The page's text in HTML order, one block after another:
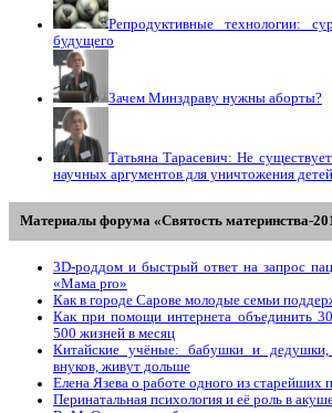
Репродуктивные технологии:
будущего
Зачем Минздраву нужны аборты?
Татьяна Тарасевич: Не
научных аргументов для уничтожения
Материалы форума «Святость материнства-
3D-роддом и быстрый ответ на запрос
«Мама prо»
Как в городе Сарове молодые семьи
Как при помощи интернета объединить
500 жизней в месяц
Китайские учёные: бабушки и дедушки,
внуков, живут дольше
Елена Язева о работе одного из старейших
Перинатальная психология и её роль в